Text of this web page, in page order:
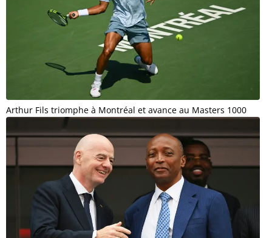
Arthur Fils triomphe à Montréal et avance au Masters 1000